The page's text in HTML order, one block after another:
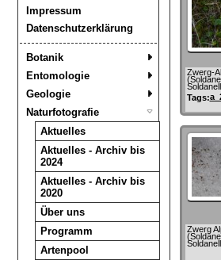
Impressum
Datenschutzerklärung
Botanik
Entomologie
Geologie
Naturfotografie
Aktuelles
Aktuelles - Archiv bis
2024
Aktuelles - Archiv bis
2020
Über uns
Programm
Artenpool
Zwerg-
Tags:
Zwerg